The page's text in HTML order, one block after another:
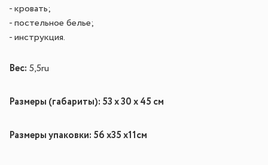
- кровать;
- постельное белье;
- инструкция.
Вес: 5,5ru
Размеры (габариты): 53 x 30 x 45 см
Размеры упаковки: 56 х35 х11см